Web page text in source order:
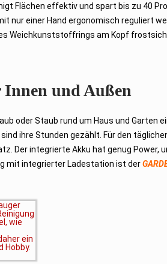
Flächen effektiv und spart bis zu 40
nur einer Hand ergonomisch reguliert
Weichkunststoffrings am Kopf
und Außen
oder Staub rund um Haus und Garten
ihre Stunden gezählt. Für den
Der integrierte Akku hat genug
mit integrierter Ladestation ist der